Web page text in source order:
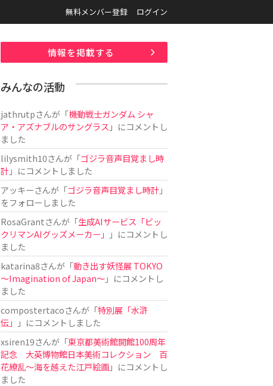
無料メンバー登録 ログイン
情報を掲載する
みんなの活動
jathrutpさんが「機動戦士ガンダム シャ
ア・アズナブルのサングラス 」にコメントし
ました
lilysmith10さんが「ゴジラ音声目覚まし時
計」にコメントしました
アッキーさんが「ゴジラ音声目覚まし時計」
をフォローしました
RosaGrantさんが「生成AIサービス「ビッ
クリマンAIグッズメーカー」
」にコメントし
ました
katarina8さんが「動き出す妖怪展 TOKYO
〜Imagination of Japan〜」にコメントし
ました
compostertacoさんが「特別展「水滸
伝」
」にコメントしました
xsiren19さんが「東京都美術館開館100周年
記念 大英博物館日本美術コレクション 百
花繚乱～海を越えた江戸絵画」にコメントし
ました